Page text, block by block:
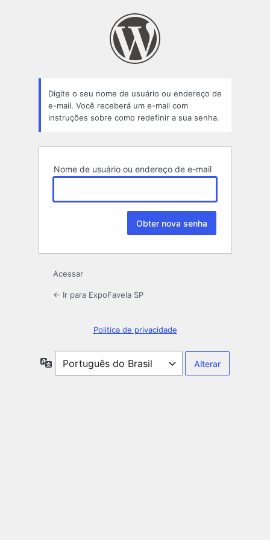
Digite o seu nome de usuário ou endereço de
e-mail. Você receberá um e-mail com
instruções sobre como redefinir a sua senha.
Nome de usuário ou endereço de e-mail
Acessar
← Ir para ExpoFavela SP
Politica de privacidade
Idioma